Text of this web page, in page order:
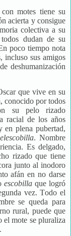
motes tiene su
acierta y consigue
colectiva a su
dudan de su
poco tiempo nota
incluso sus amigos
deshumanización
que vive en su
conocido por todos
su pelo rizado
racial de los años
plena pubertad,
elescobilla. Nombre
Es delgado,
rizado que tiene
junto al inodoro
afán en no darse
escobilla que logró
vez. Todo el
se queda para
rural, puede que
el mote se pluraliza
.